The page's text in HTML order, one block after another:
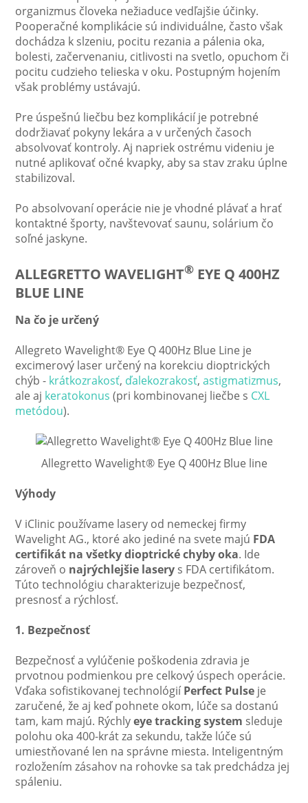
organizmus človeka nežiaduce vedľajšie účinky.
Pooperačné komplikácie sú individuálne, často však
dochádza k slzeniu, pocitu rezania a pálenia oka,
bolesti, začervenaniu, citlivosti na svetlo, opuchom či
pocitu cudzieho telieska v oku. Postupným hojením
však problémy ustávajú.
Pre úspešnú liečbu bez komplikácií je potrebné
dodržiavať pokyny lekára a v určených časoch
absolvovať kontroly. Aj napriek ostrému videniu je
nutné aplikovať očné kvapky, aby sa stav zraku úplne
stabilizoval.
Po absolvovaní operácie nie je vhodné plávať a hrať
kontaktné športy, navštevovať saunu, solárium čo
soľné jaskyne.
ALLEGRETTO WAVELIGHT® EYE Q 400HZ
BLUE LINE
Na čo je určený
Allegreto Wavelight® Eye Q 400Hz Blue Line je
excimerový laser určený na korekciu dioptrických
chýb - krátkozrakosť, ďalekozrakosť,astigmatizmus,
ale aj keratokonus (pri kombinovanej liečbe s CXL
metódou).
Allegretto Wavelight® Eye Q 400Hz Blue line
Výhody
V iClinic používame lasery od nemeckej firmy
Wavelight AG., ktoré ako jediné na svete majú FDA
certifikát na všetky dioptrické chyby oka. Ide
zároveň o najrýchlejšie lasery s FDA certifikátom.
Túto technológiu charakterizuje bezpečnosť,
presnosť a rýchlosť.
1. Bezpečnosť
Bezpečnosť a vylúčenie poškodenia zdravia je
prvotnou podmienkou pre celkový úspech operácie.
Vďaka sofistikovanej technológiíPerfect Pulse je
zaručené, že aj keď pohnete okom, lúče sa dostanú
tam, kam majú. Rýchlyeye tracking system sleduje
polohu oka 400-krát za sekundu, takže lúče sú
umiestňované len na správne miesta. Inteligentným
rozložením zásahov na rohovke sa tak predchádza jej
spáleniu.